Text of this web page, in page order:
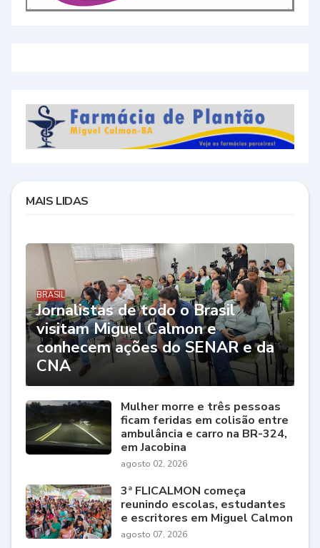
MAIS LIDAS
BRASIL
Jornalistas de todo o Brasil
visitam Miguel Calmon e
conhecem ações do SENAR e da
CNA
Mulher morre e três pessoas
ficam feridas em colisão entre
ambulância e carro na BR-324,
em Jacobina
agosto 02, 2026
3ª FLICALMON começa
reunindo escolas, estudantes
e escritores em Miguel Calmon
agosto 07, 2026